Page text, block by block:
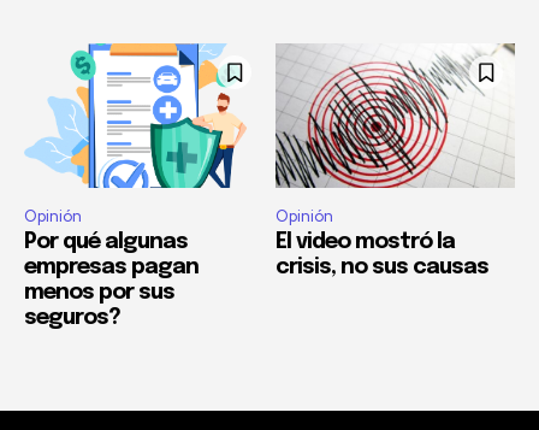
Opinión
Por qué algunas
empresas pagan
menos por sus
seguros?
Opinión
El video mostró la
crisis, no sus causas